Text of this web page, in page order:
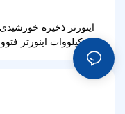
کیلووات اینورتر